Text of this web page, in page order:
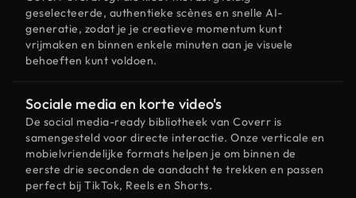
geselecteerde, authentieke scènes en snelle AI-
generatie, zodat je je creatieve momentum kunt
vrijmaken en binnen enkele minuten aan je visuele
behoeften kunt voldoen.
Sociale media en korte video's
De social media-ready bibliotheek van Coverr is
samengesteld voor directe interactie. Onze verticale en
mobielvriendelijke formats helpen je om binnen de
eerste drie seconden de aandacht te trekken en passen
perfect bij TikTok, Reels en Shorts.